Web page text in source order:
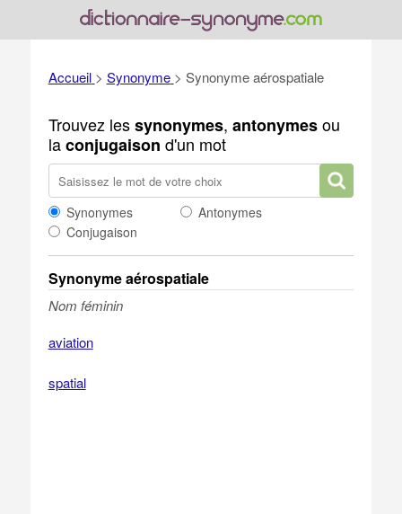
Accueil > Synonyme > Synonyme aérospatiale
Trouvez lessynonymes, antonymesou
laconjugaison d'un mot
Synonymes
Antonymes
Conjugaison
Synonyme aérospatiale
Nom féminin
aviation
spatial